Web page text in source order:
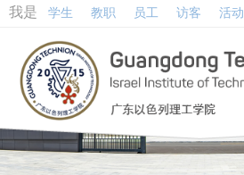
我是 学生 教职 员工 访客 活动